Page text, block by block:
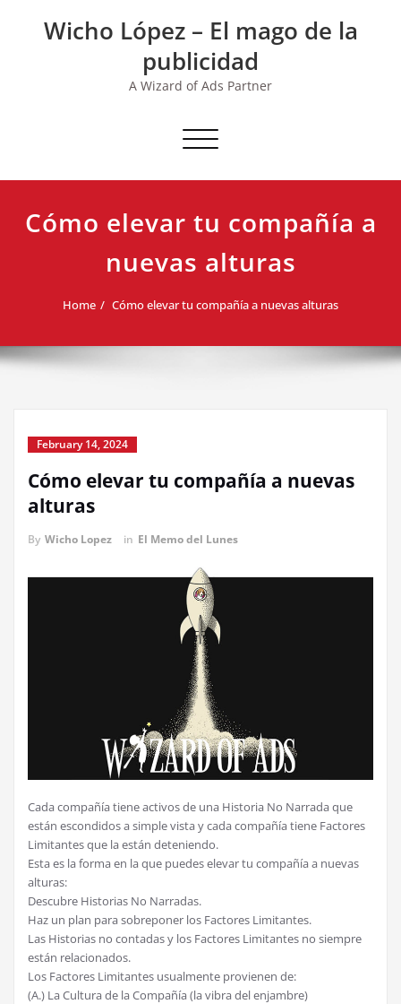
Wicho López – El mago de la
publicidad
A Wizard of Ads Partner
Toggle navigation
Cómo elevar tu compañía a
nuevas alturas
Home Cómo elevar tu compañía a nuevas alturas
February 14, 2024
Cómo elevar tu compañía a nuevas
alturas
By Wicho Lopez in El Memo del Lunes
Cada compañía tiene activos de una Historia No Narrada que
están escondidos a simple vista y cada compañía tiene Factores
Limitantes que la están deteniendo.
Esta es la forma en la que puedes elevar tu compañía a nuevas
alturas:
Descubre Historias No Narradas.
Haz un plan para sobreponer los Factores Limitantes.
Las Historias no contadas y los Factores Limitantes no siempre
están relacionados.
Los Factores Limitantes usualmente provienen de:
(A.) La Cultura de la Compañía (la vibra del enjambre)